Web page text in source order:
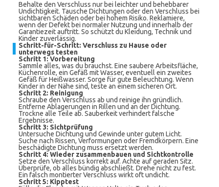
Behalte den Verschluss nur bei leichter und behebbarer
Undichtigkeit. Tausche Dichtungen oder den Verschluss bei
sichtbaren Schäden oder bei hohem Risiko. Reklamiere,
wenn der Defekt bei normaler Nutzung und innerhalb der
Garantiezeit auftritt. So schützt du Kleidung, Technik und
Kinder zuverlässig.
Schritt-für-Schritt: Verschluss zu Hause oder
unterwegs testen
Schritt 1: Vorbereitung
Sammle alles, was du brauchst. Eine saubere Arbeitsfläche,
Küchenrolle, ein Gefäß mit Wasser, eventuell ein zweites
Gefäß für Heißwasser. Sorge für gute Beleuchtung. Wenn
Kinder in der Nähe sind, teste an einem sicheren Ort.
Schritt 2: Reinigung
Schraube den Verschluss ab und reinige ihn gründlich.
Entferne Ablagerungen in Rillen und an der Dichtung.
Trockne alle Teile ab. Sauberkeit verhindert falsche
Ergebnisse.
Schritt 3: Sichtprüfung
Untersuche Dichtung und Gewinde unter gutem Licht.
Suche nach Rissen, Verformungen oder Fremdkörpern. Eine
beschädigte Dichtung muss ersetzt werden.
Schritt 4: Wieder zusammenbauen und Sichtkontrolle
Setze den Verschluss korrekt auf. Achte auf geraden Sitz.
Überprüfe, ob alles bündig abschließt. Drehe nicht zu fest.
Ein falsch montierter Verschluss wirkt oft undicht.
Schritt 5: Kipptest